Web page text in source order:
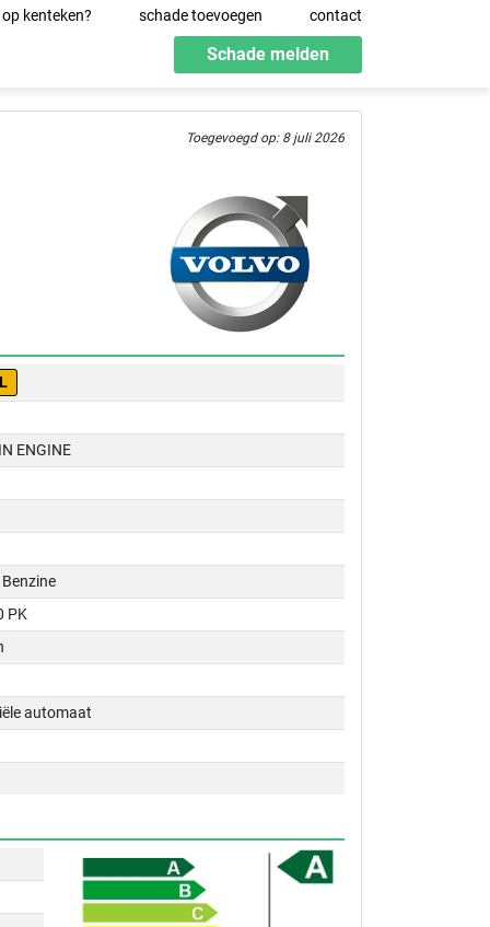
kenteken? schade toevoegen contact
Schade melden
Toegevoegd op: 8 juli 2026
ENGINE
PK
automaat